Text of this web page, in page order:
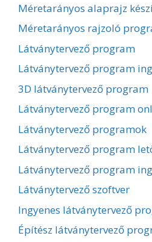
Méretarányos alaprajz
Méretarányos rajzoló
Látványtervező program
Látványtervező program
3D látványtervező program
Látványtervező program
Látványtervező programok
Látványtervező program
Látványtervező program
Látványtervező szoftver
Ingyenes látványtervező
Építész látványtervező